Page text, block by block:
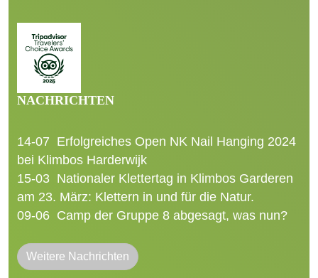
NACHRICHTEN
14-07 Erfolgreiches Open NK Nail Hanging 2024
bei Klimbos Harderwijk
15-03 Nationaler Klettertag in Klimbos Garderen
am 23. März: Klettern in und für die Natur.
09-06 Camp der Gruppe 8 abgesagt, was nun?
Weitere Nachrichten